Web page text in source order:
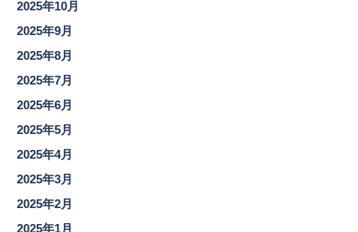
2025年10月
2025年9月
2025年8月
2025年7月
2025年6月
2025年5月
2025年4月
2025年3月
2025年2月
2025年1月